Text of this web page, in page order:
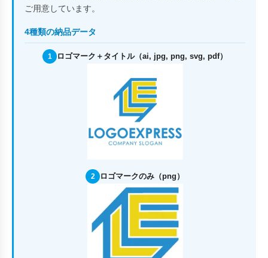
ご用意しています。
4種類の納品データ
1 ロゴマーク＋タイトル（ai, jpg, png, svg, pdf）
2 ロゴマークのみ（png）